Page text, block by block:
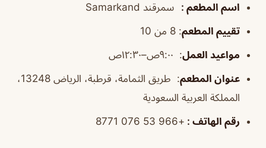
اسم المطعم : سمرقند Samarkand
تقييم المطعم:
مواعيد العمل:
عنوان المطعم:
طريق الثمامة، قرطبة، الرياض 13248،
المملكة العربية السعودية
رقم الهاتف :
+966 53 076 8771